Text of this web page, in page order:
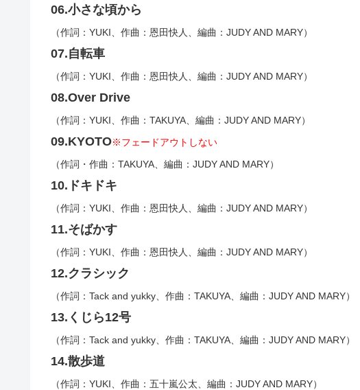
06.小さな頃から
（作詞：YUKI、作曲：恩田快人、編曲：JUDY AND MARY）
07.自転車
（作詞：YUKI、作曲：恩田快人、編曲：JUDY AND MARY）
08.Over Drive
（作詞：YUKI、作曲：TAKUYA、編曲：JUDY AND MARY）
09.KYOTO※フェードアウトしない
（作詞・作曲：TAKUYA、編曲：JUDY AND MARY）
10.ドキドキ
（作詞：YUKI、作曲：恩田快人、編曲：JUDY AND MARY）
11.そばかす
（作詞：YUKI、作曲：恩田快人、編曲：JUDY AND MARY）
12.クラシック
（作詞：Tack and yukky、作曲：TAKUYA、編曲：JUDY AND MARY）
13.くじら12号
（作詞：Tack and yukky、作曲：TAKUYA、編曲：JUDY AND MARY）
14.散歩道
（作詞：YUKI、作曲：五十嵐公太、編曲：JUDY AND MARY）